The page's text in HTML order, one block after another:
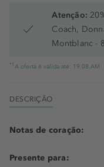
Atenção:
Coach,
Montblanc -
*1 A oferta é válida até: 19.08.AM
DESCRIÇÃO
Notas de coração:
Presente para: